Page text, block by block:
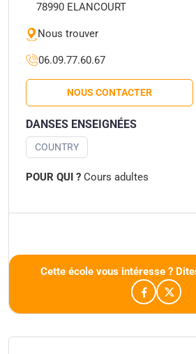
78990 ELANCOURT
Nous trouver
06.09.77.60.67
NOUS CONTACTER
DANSES ENSEIGNÉES
COUNTRY
POUR QUI ? Cours adultes
Cette école vous intéresse ?